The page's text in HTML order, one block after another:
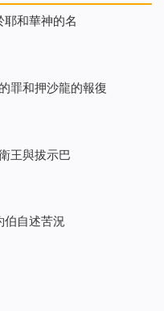
和華神的名
罪和押沙龍的報復
王與拔示巴
伯自述苦況